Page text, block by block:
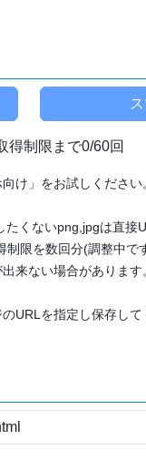
得制限まで0/60回
け」をお試しください
くないpng,jpgは直接
限を数回分(調整中で
来ない場合がありま
URLを指定し保存して